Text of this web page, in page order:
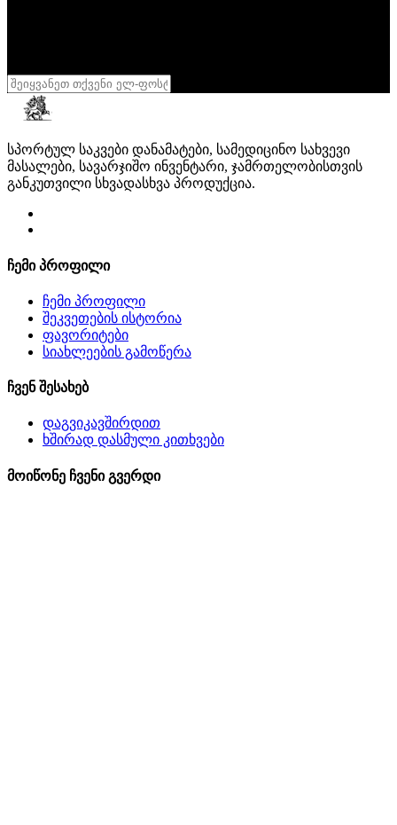
სპორტულ საკვები დანამატები, სამედიცინო სახვევი
მასალები, სავარჯიშო ინვენტარი, ჯამრთელობისთვის
განკუთვილი სხვადასხვა პროდუქცია.
ჩემი პროფილი
ჩემი პროფილი
შეკვეთების ისტორია
ფავორიტები
სიახლეების გამოწერა
ჩვენ შესახებ
დაგვიკავშირდით
ხშირად დასმული კითხვები
მოიწონე ჩვენი გვერდი